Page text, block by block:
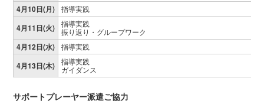
4月10日(月) 指導実践
4月11日(火)
指導実践
振り返り・グループワーク
4月12日(水) 指導実践
4月13日(木)
指導実践
ガイダンス
サポートプレーヤー派遣ご協力